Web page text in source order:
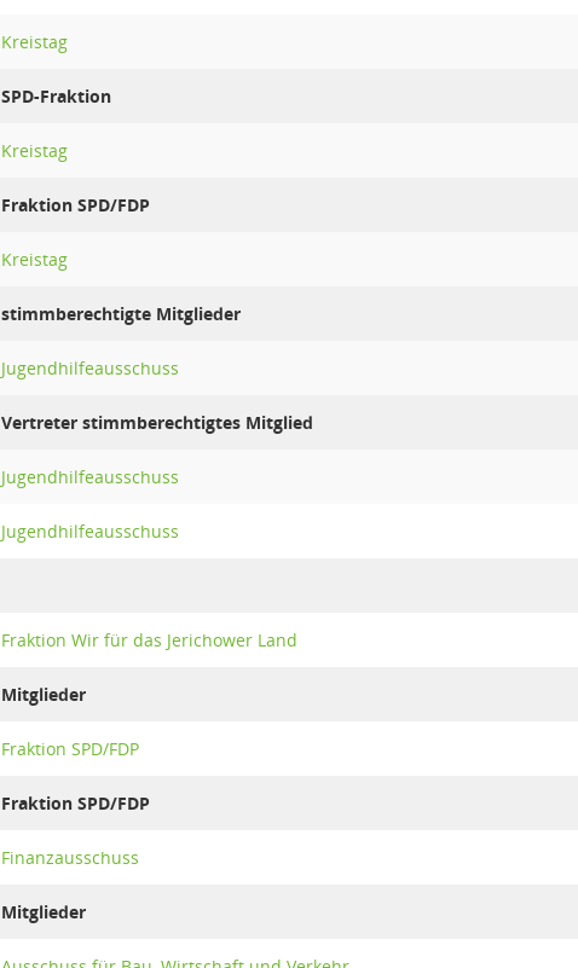
Kreistag
SPD-Fraktion
Kreistag
Fraktion SPD/FDP
Kreistag
stimmberechtigte Mitglieder
Jugendhilfeausschuss
Vertreter stimmberechtigtes Mitglied
Jugendhilfeausschuss
Jugendhilfeausschuss
Fraktion Wir für das Jerichower Land
Mitglieder
Fraktion SPD/FDP
Fraktion SPD/FDP
Finanzausschuss
Mitglieder